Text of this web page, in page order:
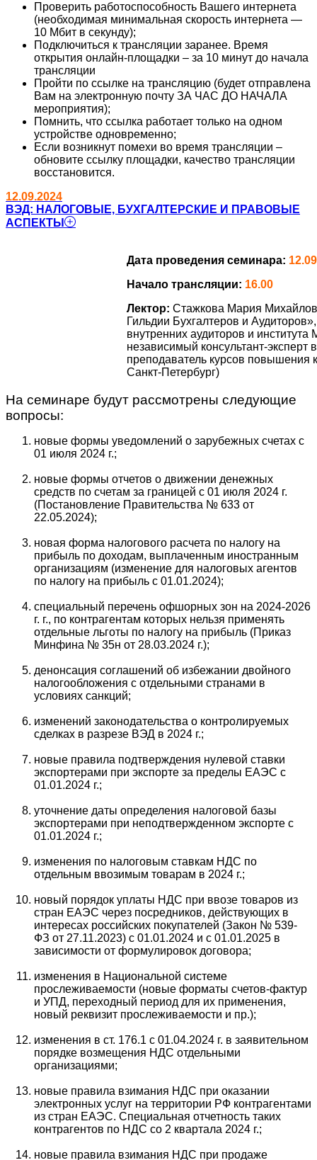
Проверить работоспособность Вашего интернета
(необходимая минимальная скорость интернета —
10 Мбит в секунду);
Подключиться к трансляции заранее. Время
открытия онлайн-площадки – за 10 минут до начала
трансляции
Пройти по ссылке на трансляцию (будет отправлена
Вам на электронную почту ЗА ЧАС ДО НАЧАЛА
мероприятия);
Помнить, что ссылка работает только на одном
устройстве одновременно;
Если возникнут помехи во время трансляции –
обновите ссылку площадки, качество трансляции
восстановится.
12.09.2024
ВЭД: НАЛОГОВЫЕ, БУХГАЛТЕРСКИЕ И ПРАВОВЫЕ
АСПЕКТЫ
Дата проведения семинара:
Начало трансляции: 16.00
Лектор: Стажкова Мария
Гильдии Бухгалтеров и
внутренних аудиторов и
независимый консультант-эксперт
преподаватель курсов повышения
Санкт-Петербург)
На семинаре будут рассмотрены следующие
вопросы:
новые формы уведомлений о зарубежных счетах с
01 июля 2024 г.;
новые формы отчетов о движении денежных
средств по счетам за границей с 01 июля 2024 г.
(Постановление Правительства № 633 от
22.05.2024);
новая форма налогового расчета по налогу на
прибыль по доходам, выплаченным иностранным
организациям (изменение для налоговых агентов
по налогу на прибыль с 01.01.2024);
специальный перечень офшорных зон на 2024-2026
г. г., по контрагентам которых нельзя применять
отдельные льготы по налогу на прибыль (Приказ
Минфина № 35н от 28.03.2024 г.);
денонсация соглашений об избежании двойного
налогообложения с отдельными странами в
условиях санкций;
изменений законодательства о контролируемых
сделках в разрезе ВЭД в 2024 г.;
новые правила подтверждения нулевой ставки
экспортерами при экспорте за пределы ЕАЭС с
01.01.2024 г.;
уточнение даты определения налоговой базы
экспортерами при неподтвержденном экспорте с
01.01.2024 г.;
изменения по налоговым ставкам НДС по
отдельным ввозимым товарам в 2024 г.;
новый порядок уплаты НДС при ввозе товаров из
стран ЕАЭС через посредников, действующих в
интересах российских покупателей (Закон № 539-
ФЗ от 27.11.2023) с 01.01.2024 и с 01.01.2025 в
зависимости от формулировок договора;
изменения в Национальной системе
прослеживаемости (новые форматы счетов-фактур
и УПД, переходный период для их применения,
новый реквизит прослеживаемости и пр.);
изменения в ст. 176.1 с 01.04.2024 г. в заявительном
порядке возмещения НДС отдельными
организациями;
новые правила взимания НДС при оказании
электронных услуг на территории РФ контрагентами
из стран ЕАЭС. Специальная отчетность таких
контрагентов по НДС со 2 квартала 2024 г.;
новые правила взимания НДС при продаже